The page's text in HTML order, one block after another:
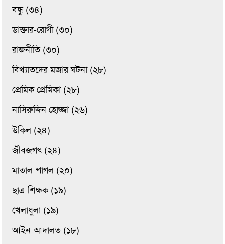
বন্ধু (৩৪)
ডাক্তার-রোগী (৩০)
রাজনীতি (৩০)
বিখ্যাতদের মজার ঘটনা (২৮)
প্রেমিক প্রেমিকা (২৮)
নাসিরুদ্দিন হোজ্জা (২৬)
উকিল (২৪)
জীবজগৎ (২৪)
মাতাল-পাগল (২০)
ছাত্র-শিক্ষক (১৯)
খেলাধুলা (১৯)
আইন-আদালত (১৮)